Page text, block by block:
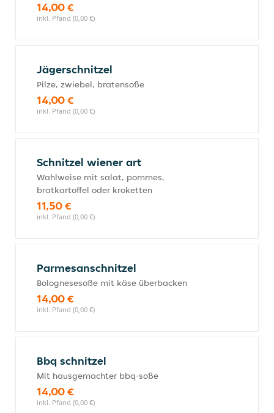
14,00 €
inkl. Pfand (0,00 €)
Jägerschnitzel
Pilze, zwiebel, bratensoße
14,00 €
inkl. Pfand (0,00 €)
Schnitzel wiener art
Wahlweise mit salat, pommes,
bratkartoffel oder kroketten
11,50 €
inkl. Pfand (0,00 €)
Parmesanschnitzel
Bolognesesoße mit käse überbacken
14,00 €
inkl. Pfand (0,00 €)
Bbq schnitzel
Mit hausgemachter bbq-soße
14,00 €
inkl. Pfand (0,00 €)